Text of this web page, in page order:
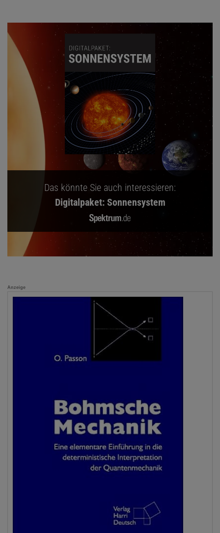
Das könnte Sie auch interessieren:
Digitalpaket: Sonnensystem
Anzeige